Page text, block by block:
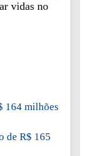
vidas no
164 milhões
de R$ 165